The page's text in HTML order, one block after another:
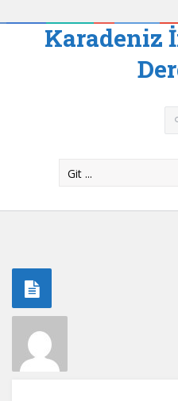
Karadeniz
Git ...